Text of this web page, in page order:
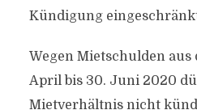
Kündigung
Wegen Mietschulden aus
April bis 30. Juni 2020
Mietverhältnis nicht